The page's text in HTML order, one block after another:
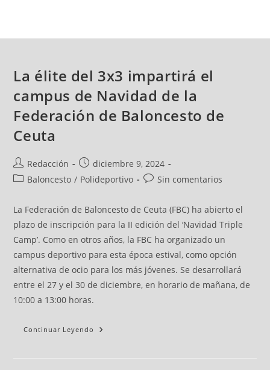
La élite del 3x3 impartirá el
campus de Navidad de la
Federación de Baloncesto de
Ceuta
Redacción
diciembre 9, 2024
Baloncesto / Polideportivo Sin comentarios
La Federación de Baloncesto de Ceuta (FBC) ha abierto el
plazo de inscripción para la II edición del ‘Navidad Triple
Camp’. Como en otros años, la FBC ha organizado un
campus deportivo para esta época estival, como opción
alternativa de ocio para los más jóvenes. Se desarrollará
entre el 27 y el 30 de diciembre, en horario de mañana, de
10:00 a 13:00 horas.
Continuar Leyendo